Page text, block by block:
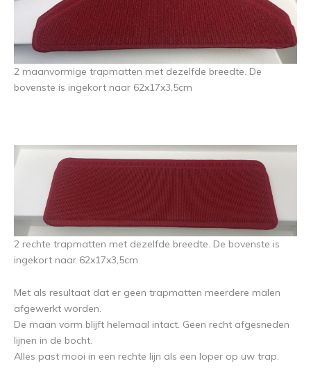
2 maanvormige trapmatten met dezelfde breedte. De
bovenste is ingekort naar 62x17x3,5cm
2 rechte trapmatten met dezelfde breedte. De bovenste is
ingekort naar 62x17x3,5cm
Met als resultaat dat er geen trapmatten meerdere malen
afgewerkt worden.
De maan vorm blijft helemaal intact. Geen recht afgesneden
lijnen in de bocht.
Alles past mooi in een rechte lijn als een loper op uw trap.